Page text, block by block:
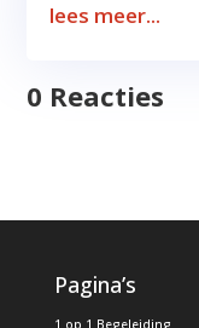
lees meer...
0 Reacties
Pagina’s